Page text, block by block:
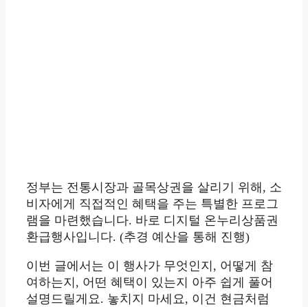
정부는 전통시장과 골목상권을 살리기 위해, 소
비자에게 직접적인 혜택을 주는 특별한 프로그
램을 마련했습니다. 바로 디지털 온누리상품권
환급행사입니다. (추경 예산을 통해 진행)
이번 글에서는 이 행사가 무엇인지, 어떻게 참
여하는지, 어떤 혜택이 있는지 아주 쉽게 풀어
설명드릴게요. 놓치지 마세요, 이건 현금처럼